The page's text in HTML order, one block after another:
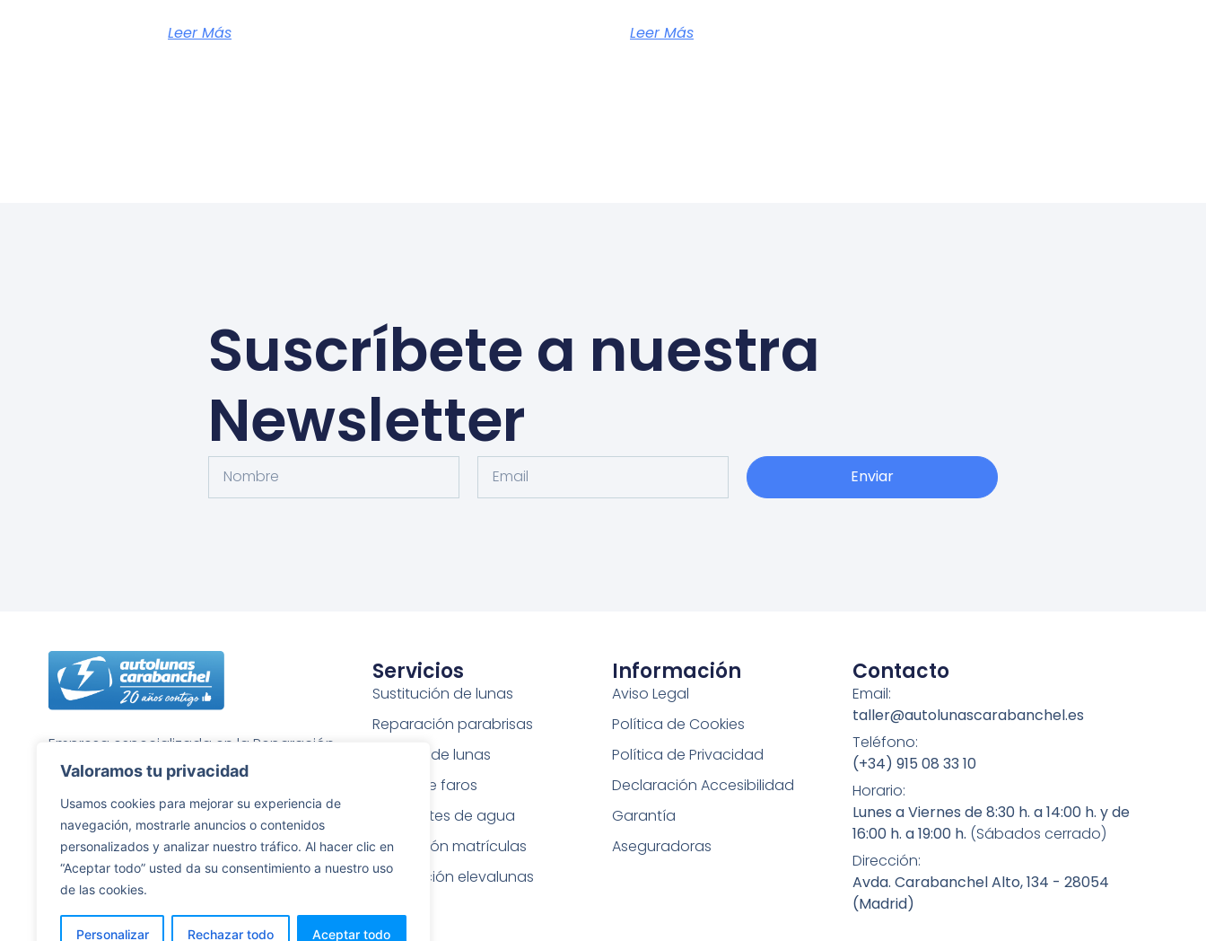
Valoramos tu privacidad
Usamos cookies para mejorar su experiencia de
navegación, mostrarle anuncios o contenidos
personalizados y analizar nuestro tráfico. Al hacer clic en
“Aceptar todo” usted da su consentimiento a nuestro uso
de las cookies.
Personalizar Rechazar todo Aceptar todo
Leer Más Leer Más
Suscríbete a nuestra
Newsletter
Enviar
Empresa especializada en la Reparación
y Sustitución de Lunas de Automóviles,
Furgonetas, Camiones, etc…
Servicios
Sustitución de lunas
Reparación parabrisas
Tintado de lunas
Pulido de faros
Repelentes de agua
Grabación matrículas
Reparación elevalunas
Información
Aviso Legal
Política de Cookies
Política de Privacidad
Declaración Accesibilidad
Garantía
Aseguradoras
Contacto
Email:
taller@autolunascarabanchel.es
Teléfono:
(+34) 915 08 33 10
Horario:
Lunes a Viernes de 8:30 h. a 14:00 h. y de
16:00 h. a 19:00 h. (Sábados cerrado)
Dirección:
Avda. Carabanchel Alto, 134 - 28054
(Madrid)